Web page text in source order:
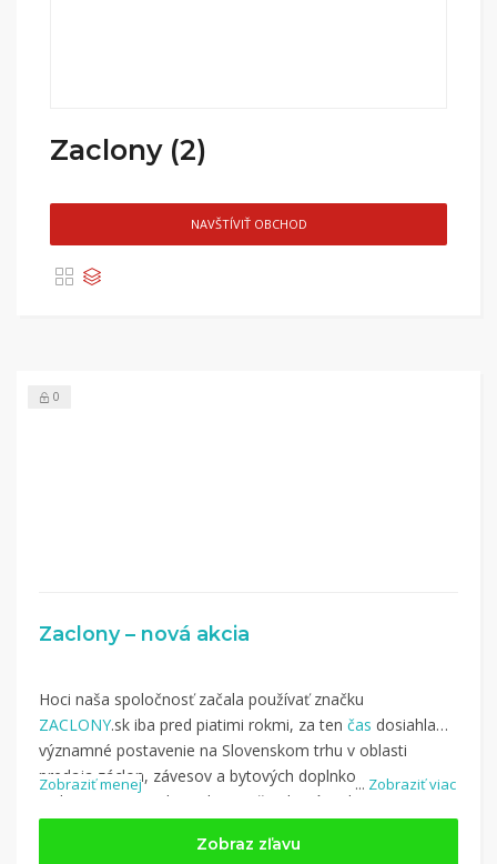
Zaclony (2)
NAVŠTÍVIŤ OBCHOD
0
Zaclony – nová akcia
... Zobraziť viac
Hoci naša spoločnosť začala používať značku
ZACLONY.sk iba pred piatimi rokmi, za ten čas dosiahla
významné postavenie na Slovenskom trhu v oblasti
predaja záclon, závesov a bytových doplnkov.
Nakupujte na Zaclony.sk a využite kupón z kategórie:
Dom a záhrada
Zobraziť menej
Zobraz zľavu